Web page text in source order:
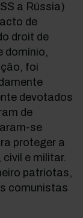
a Rússia)
de
droit de
domínio,
foi
devotados
de
se
proteger a
e militar.
patriotas,
comunistas